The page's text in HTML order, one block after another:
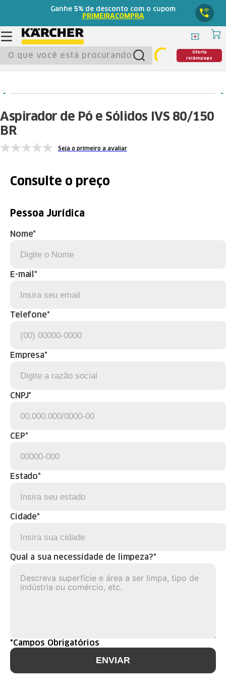
Ganhe 5% de desconto com o cupom
PRIMEIRACOMPRA
O que você está procurando?
Oferta
relâmpago
Aspirador de Pó e Sólidos IVS 80/150
BR
Seja o primeiro a avaliar
Consulte o preço
Pessoa Jurídica
Nome*
E-mail*
Telefone*
Empresa*
CNPJ*
CEP*
Estado*
Cidade*
Qual a sua necessidade de limpeza?*
*Campos Obrigatórios
ENVIAR